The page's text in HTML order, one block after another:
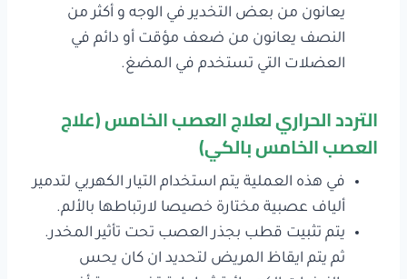
يعانون من بعض التخدير في الوجه و أكثر من
النصف يعانون من ضعف مؤقت أو دائم في
العضلات التي تستخدم في المضغ.
التردد الحراري لعلاج العصب الخامس (علاج
العصب الخامس بالكي)
في هذه العملية يتم استخدام التيار الكهربي لتدمير
ألياف عصبية مختارة خصيصا لارتباطها بالألم.
يتم تثبيت قطب بجذر العصب تحت تأثير المخدر.
ثم يتم ايقاظ المريض لتحديد ان كان يحس